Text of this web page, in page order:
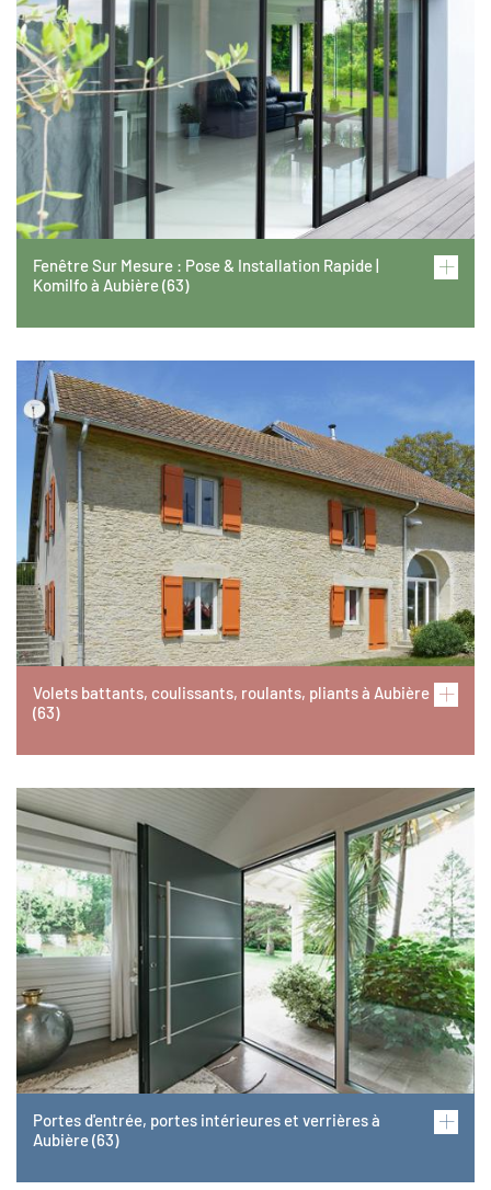
Fenêtre Sur Mesure : Pose & Installation Rapide |
Komilfo à Aubière (63)
Image
Volets battants, coulissants, roulants, pliants à Aubière
(63)
Image
Portes d'entrée, portes intérieures et verrières à
Aubière (63)